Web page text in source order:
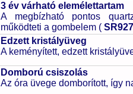
3 év várható elemélettartam
A megbízható pontos
működteti a gombelem (
Edzett kristályüveg
A keményített, edzett
Domború csiszolás
Az óra üvege domborított, így